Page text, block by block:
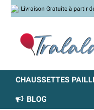
Livraison Gratuite à partir
CHAUSSETTES
BLOG